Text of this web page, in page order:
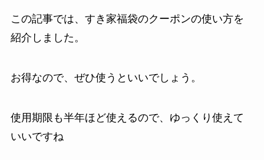
この記事では、すき家福袋のクーポンの使い方を
紹介しました。
お得なので、ぜひ使うといいでしょう。
使用期限も半年ほど使えるので、ゆっくり使えて
いいですね